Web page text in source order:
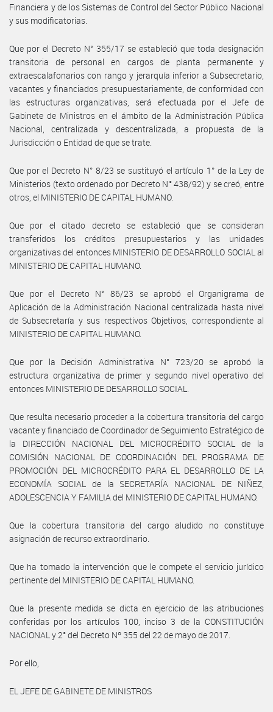
Financiera y de los Sistemas de Control del Sector Público Nacional
y sus modificatorias.
Que por el Decreto N° 355/17 se estableció que toda designación
transitoria de personal en cargos de planta permanente y
extraescalafonarios con rango y jerarquía inferior a Subsecretario,
vacantes y financiados presupuestariamente, de conformidad con
las estructuras organizativas, será efectuada por el Jefe de
Gabinete de Ministros en el ámbito de la Administración Pública
Nacional, centralizada y descentralizada, a propuesta de la
Jurisdicción o Entidad de que se trate.
Que por el Decreto N° 8/23 se sustituyó el artículo 1° de la Ley de
Ministerios (texto ordenado por Decreto N° 438/92) y se creó, entre
otros, el MINISTERIO DE CAPITAL HUMANO.
Que por el citado decreto se estableció que se consideran
transferidos los créditos presupuestarios y las unidades
organizativas del entonces MINISTERIO DE DESARROLLO SOCIAL al
MINISTERIO DE CAPITAL HUMANO.
Que por el Decreto N° 86/23 se aprobó el Organigrama de
Aplicación de la Administración Nacional centralizada hasta nivel
de Subsecretaría y sus respectivos Objetivos, correspondiente al
MINISTERIO DE CAPITAL HUMANO.
Que por la Decisión Administrativa N° 723/20 se aprobó la
estructura organizativa de primer y segundo nivel operativo del
entonces MINISTERIO DE DESARROLLO SOCIAL.
Que resulta necesario proceder a la cobertura transitoria del cargo
vacante y financiado de Coordinador de Seguimiento Estratégico de
la DIRECCIÓN NACIONAL DEL MICROCRÉDITO SOCIAL de la
COMISIÓN NACIONAL DE COORDINACIÓN DEL PROGRAMA DE
PROMOCIÓN DEL MICROCRÉDITO PARA EL DESARROLLO DE LA
ECONOMÍA SOCIAL de la SECRETARÍA NACIONAL DE NIÑEZ,
ADOLESCENCIA Y FAMILIA del MINISTERIO DE CAPITAL HUMANO.
Que la cobertura transitoria del cargo aludido no constituye
asignación de recurso extraordinario.
Que ha tomado la intervención que le compete el servicio jurídico
pertinente del MINISTERIO DE CAPITAL HUMANO.
Que la presente medida se dicta en ejercicio de las atribuciones
conferidas por los artículos 100, inciso 3 de la CONSTITUCIÓN
NACIONAL y 2° del Decreto Nº 355 del 22 de mayo de 2017.
Por ello,
EL JEFE DE GABINETE DE MINISTROS